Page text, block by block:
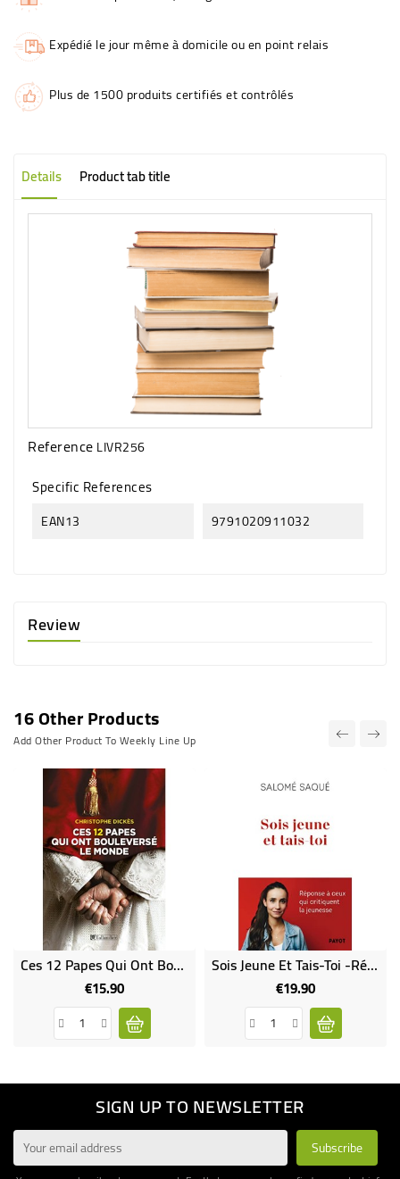
Expédié le jour même à domicile ou en point relais
Plus de 1500 produits certifiés et contrôlés
Details Product tab title
ReferenceLIVR256
Specific References
EAN13 9791020911032
Review
16 Other Products
Add Other Product To Weekly Line Up
Ces 12 Papes Qui Ont Bouleversé Le Monde (Occasion)
€15.90Price
Sois Jeune Et Tais-Toi -Réponse À Ceux Qui Critiquent La Jeunesse
€19.90Price
SIGN UP TO NEWSLETTER